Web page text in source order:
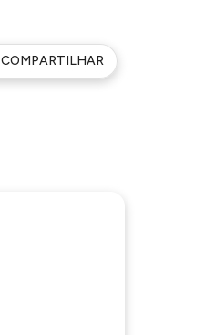
COMPARTILHAR